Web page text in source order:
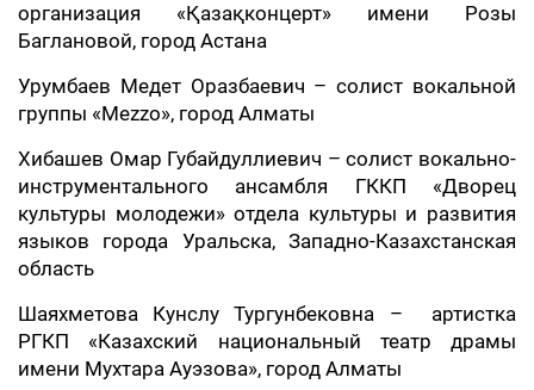
организация «Қазақконцерт» имени Розы
Баглановой, город Астана
Урумбаев Медет Оразбаевич – солист вокальной
группы «Mezzo», город Алматы
Хибашев Омар Губайдуллиевич – солист вокально-
инструментального ансамбля ГККП «Дворец
культуры молодежи» отдела культуры и развития
языков города Уральска, Западно-Казахстанская
область
Шаяхметова Кунслу Тургунбековна – артистка
РГКП «Казахский национальный театр драмы
имени Мухтара Ауэзова», город Алматы